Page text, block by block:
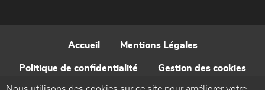
Accueil Mentions Légales
Politique de confidentialité Gestion des cookies